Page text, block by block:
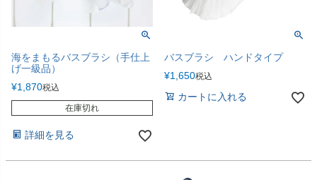
海をまもるバスブラシ（手仕上
げ一級品）
¥1,870税込
在庫切れ
詳細を見る
バスブラシ ハンドタイプ
¥1,650税込
カートに入れる